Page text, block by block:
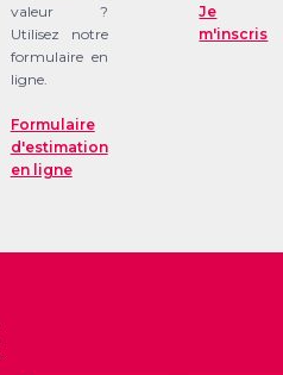
valeur ?
Utilisez notre
formulaire en
ligne.
Formulaire
d'estimation
en ligne
Je
m'inscris